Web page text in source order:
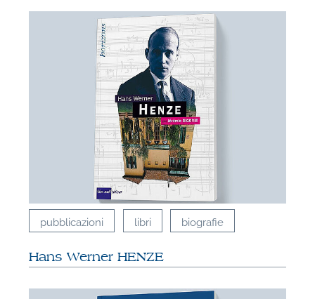
pubblicazioni libri biografie
Hans Werner HENZE